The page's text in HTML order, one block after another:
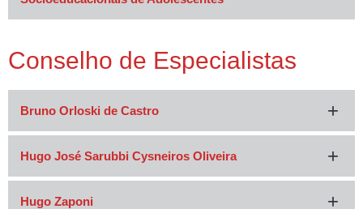
Conselho de Especialistas
Bruno Orloski de Castro
Hugo José Sarubbi Cysneiros Oliveira
Hugo Zaponi